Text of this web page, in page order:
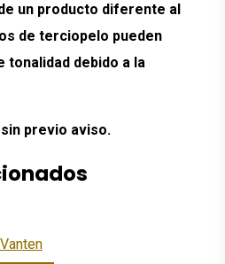
un producto diferente al
de terciopelo pueden
debido a la
previo aviso.